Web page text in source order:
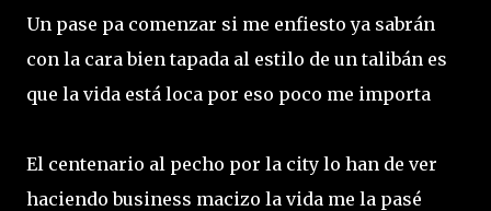
Un pase pa comenzar si me enfiesto ya sabrán
con la cara bien tapada al estilo de un talibán es
que la vida está loca por eso poco me importa
El centenario al pecho por la city lo han de ver
haciendo business macizo la vida me la pasé